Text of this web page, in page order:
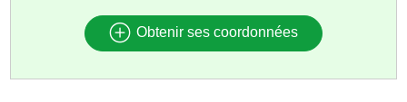
Obtenir ses coordonnées